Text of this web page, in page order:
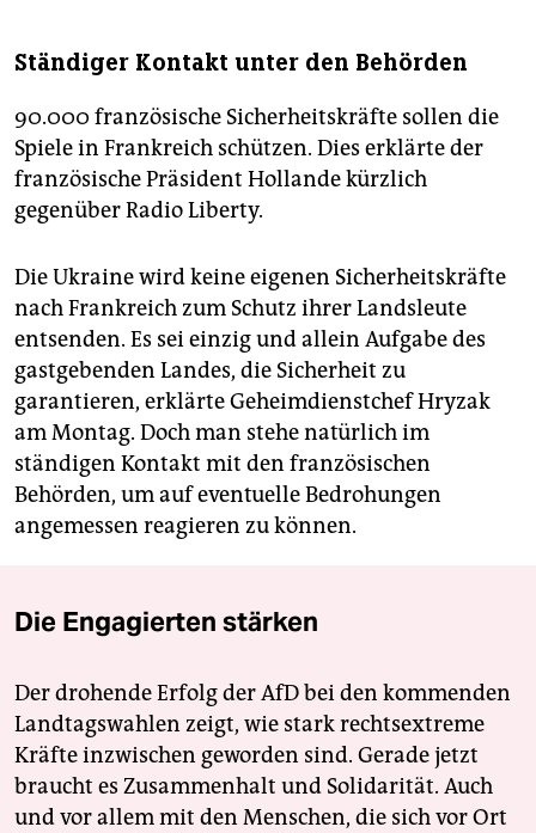
Ständiger Kontakt unter den Behörden
90.000 französische Sicherheitskräfte sollen die
Spiele in Frankreich schützen. Dies erklärte der
französische Präsident Hollande kürzlich
gegenüber Radio Liberty.
Die Ukraine wird keine eigenen Sicherheitskräfte
nach Frankreich zum Schutz ihrer Landsleute
entsenden. Es sei einzig und allein Aufgabe des
gastgebenden Landes, die Sicherheit zu
garantieren, erklärte Geheimdienstchef Hryzak
am Montag. Doch man stehe natürlich im
ständigen Kontakt mit den französischen
Behörden, um auf eventuelle Bedrohungen
angemessen reagieren zu können.
Die Engagierten stärken
Der drohende Erfolg der AfD bei den kommenden
Landtagswahlen zeigt, wie stark rechtsextreme
Kräfte inzwischen geworden sind. Gerade jetzt
braucht es Zusammenhalt und Solidarität. Auch
und vor allem mit den Menschen, die sich vor Ort